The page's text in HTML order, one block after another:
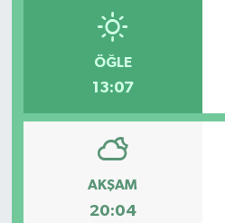
ÖĞLE
13:07
AKŞAM
20:04